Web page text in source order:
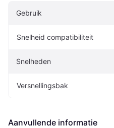
Gebruik
Snelheid compatibiliteit
Snelheden
Versnellingsbak
Aanvullende informatie